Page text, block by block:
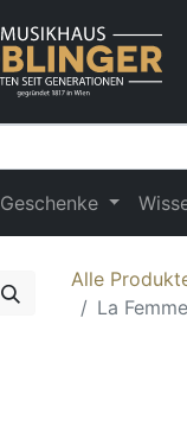
Geschenke
Alle
La